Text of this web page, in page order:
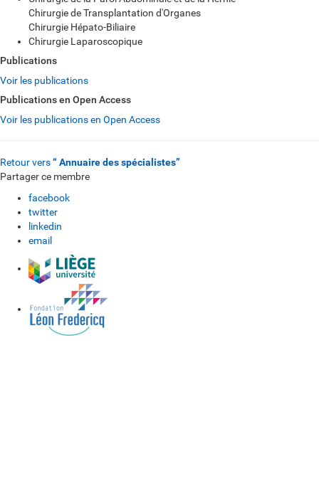
Chirurgie de Transplantation d'Organes
Chirurgie Hépato-Biliaire
Chirurgie Laparoscopique
Publications
Voir les publications
Publications en Open Access
Voir les publications en Open Access
Retour vers“ Annuaire des spécialistes”
Partager ce membre
facebook
twitter
linkedin
email